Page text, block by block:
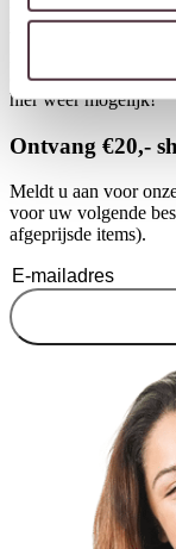
kussens of een
natuurlijke
contrasterende
hier weer mogelijk!
Ontvang €20,-
Meldt u aan voor
voor uw volgende
afgeprijsde items).